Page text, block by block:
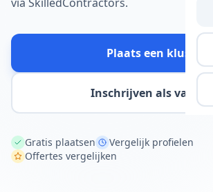
Plaats een klus
Inschrijven als vakman
Gratis plaatsen
Vergelijk profielen
Offertes vergelijken